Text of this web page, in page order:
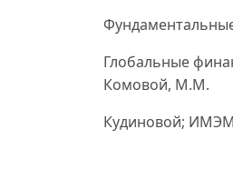
Глобальные
Комовой, М.М.
Кудиновой;